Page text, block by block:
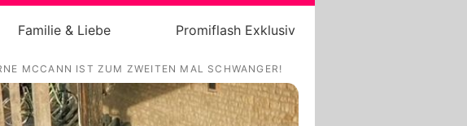
Familie & Liebe Promiflash Exklusiv
MCCANN IST ZUM ZWEITEN MAL SCHWANGER!